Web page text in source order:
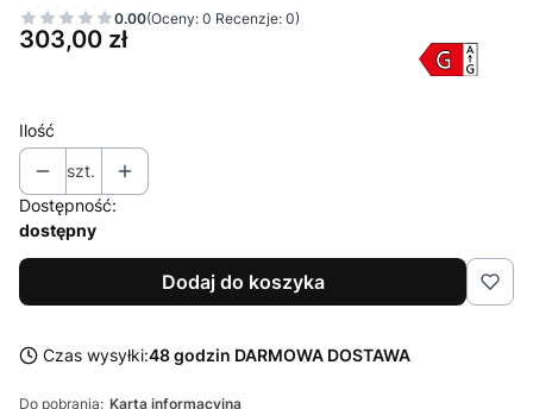
0.00(Oceny: 0 Recenzje: 0)
Cena
303,00 zł
Ilość
szt.
Dostępność:
dostępny
Dodaj do koszyka
Czas wysyłki:48 godzin DARMOWA DOSTAWA
Do pobrania: Karta informacyjna